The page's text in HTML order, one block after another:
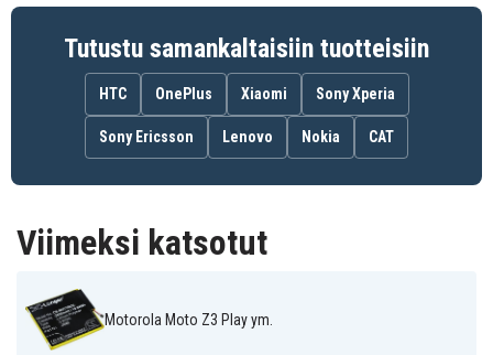
Tutustu samankaltaisiin tuotteisiin
HTC OnePlus Xiaomi Sony Xperia
Sony Ericsson Lenovo Nokia CAT
Viimeksi katsotut
Motorola Moto Z3 Play ym.